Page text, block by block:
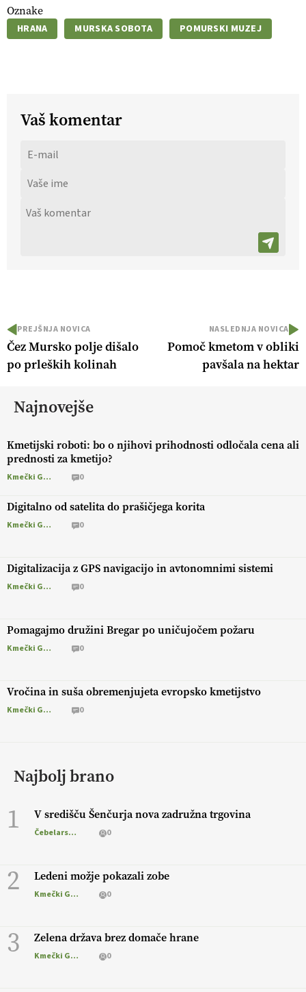
Oznake
HRANA MURSKA SOBOTA POMURSKI MUZEJ
Vaš komentar
PREJŠNJA NOVICA
Čez Mursko polje dišalo
po prleških kolinah
NASLEDNJA NOVICA
Pomoč kmetom v obliki
pavšala na hektar
Najnovejše
Kmetijski roboti: bo o njihovi prihodnosti odločala cena ali
prednosti za kmetijo?
Kmečki Glas 0
Digitalno od satelita do prašičjega korita
Kmečki Glas 0
Digitalizacija z GPS navigacijo in avtonomnimi sistemi
Kmečki Glas 0
Pomagajmo družini Bregar po uničujočem požaru
Kmečki Glas 0
Vročina in suša obremenjujeta evropsko kmetijstvo
Kmečki Glas 0
Najbolj brano
1 V središču Šenčurja nova zadružna trgovina
Čebelarstvo 0
2 Ledeni možje pokazali zobe
Kmečki Glas 0
3 Zelena država brez domače hrane
Kmečki Glas 0